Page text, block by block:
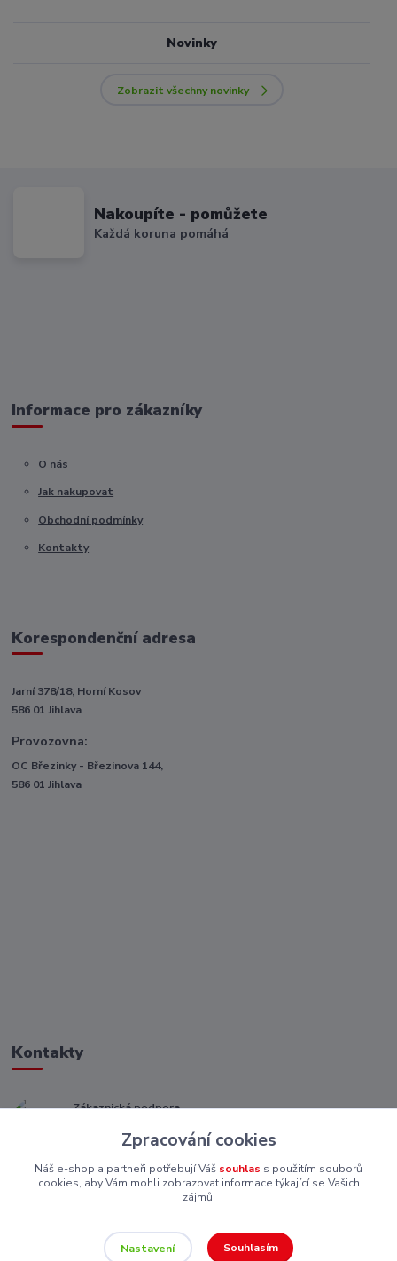
Novinky
Zobrazit všechny novinky
Nakoupíte - pomůžete
Každá koruna pomáhá
Informace pro zákazníky
O nás
Jak nakupovat
Obchodní podmínky
Kontakty
Korespondenční adresa
Jarní 378/18, Horní Kosov
586 01 Jihlava
Provozovna:
OC Březinky - Březinova 144,
586 01 Jihlava
Kontakty
Zákaznická podpora
(Po-Pá, 8-16 hod.)
eshop@piskutekzs.cz
Zpracování cookies
Náš e-shop a partneři potřebují Váš souhlas s použitím souborů
cookies, aby Vám mohli zobrazovat informace týkající se Vašich
zájmů.
Nastavení Souhlasím